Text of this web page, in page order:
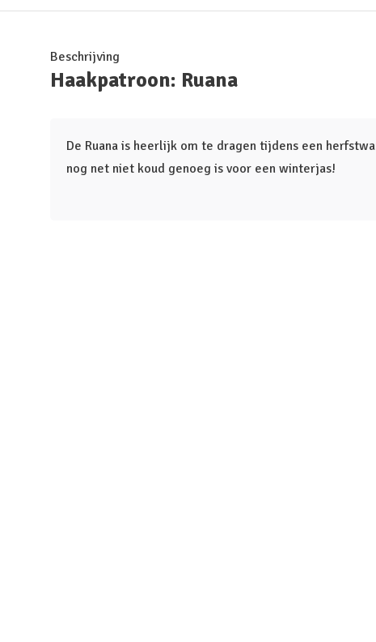
Beschrijving
Haakpatroon: Ruana
De Ruana is heerlijk om te dragen tijdens een
nog net niet koud genoeg is voor een winterjas!